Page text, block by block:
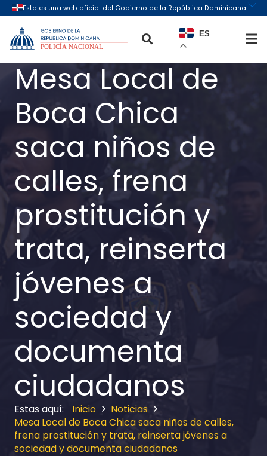
ES
Mesa Local de
Boca Chica
saca niños de
calles, frena
prostitución y
trata, reinserta
jóvenes a
sociedad y
documenta
ciudadanos
Inicio
Noticias
Mesa Local de Boca Chica saca niños de calles,
frena prostitución y trata, reinserta jóvenes a
sociedad y documenta ciudadanos